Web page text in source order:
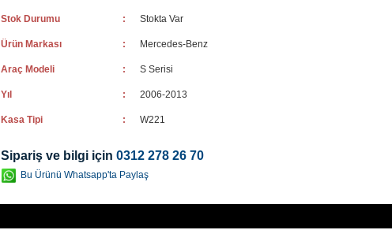
Stok Durumu : Stokta Var
Ürün Markası : Mercedes-Benz
Araç Modeli : S Serisi
Yıl : 2006-2013
Kasa Tipi : W221
Sipariş ve bilgi için0312 278 26 70
Bu Ürünü Whatsapp'ta Paylaş